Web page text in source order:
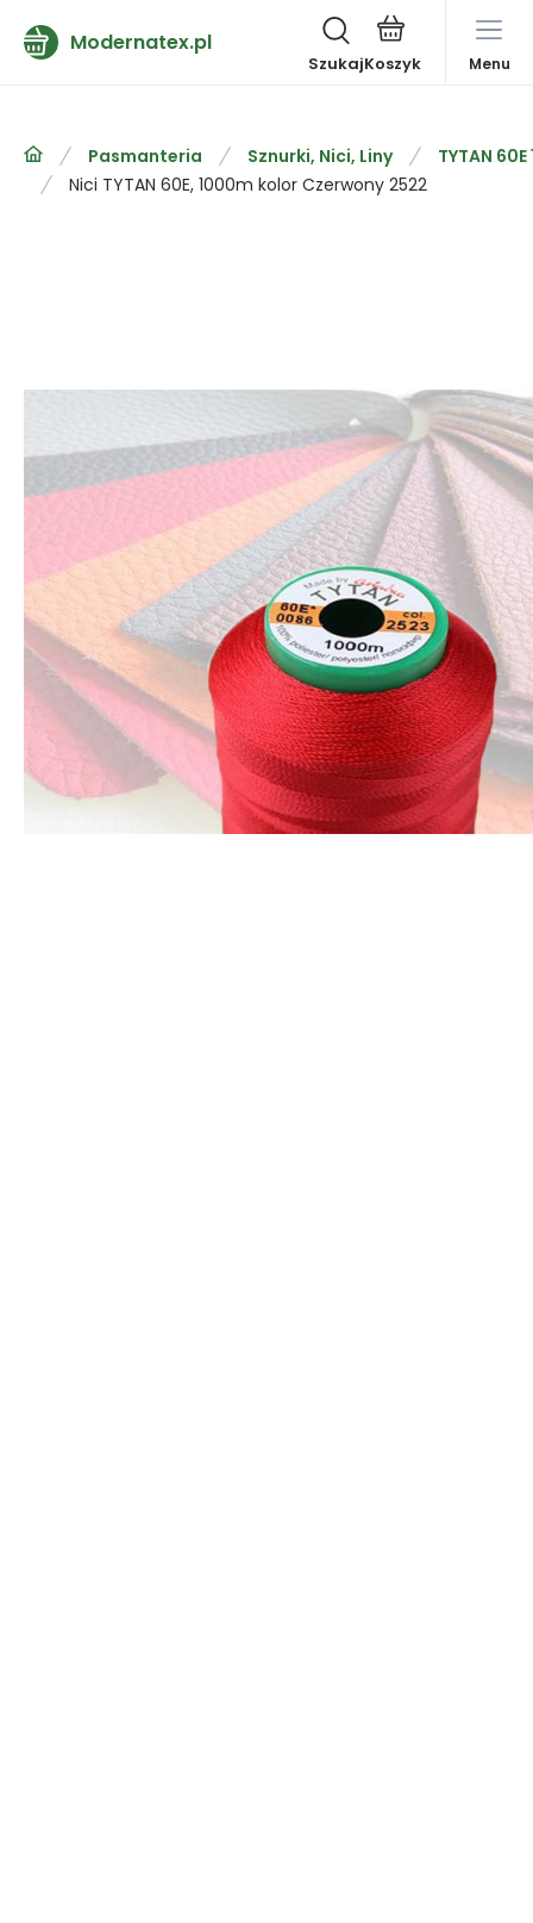
Modernatex.pl
Szukaj Menu
Pasmanteria Sznurki, Nici, Liny
TYTAN
Nici TYTAN 60E, 1000m kolor Czerwony 2522